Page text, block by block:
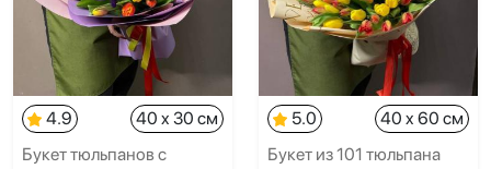
4.9
40 x 30 см
Букет тюльпанов с
5.0
40 x 60 см
Букет из 101 тюльпана